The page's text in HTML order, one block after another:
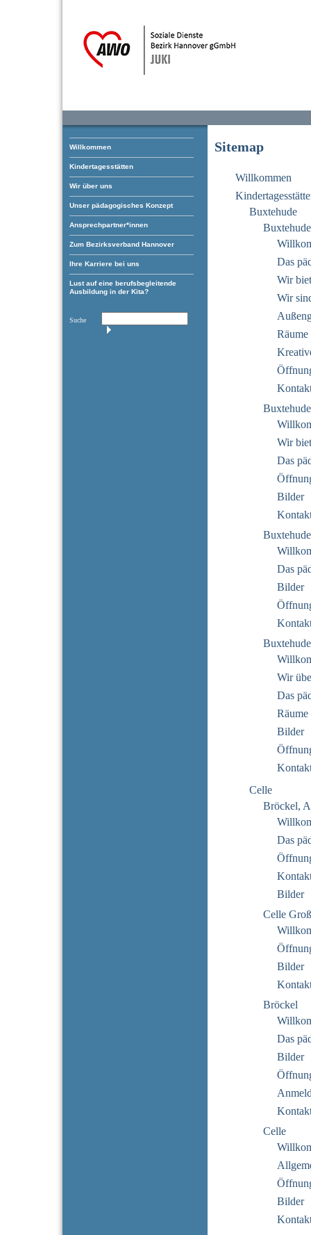
Willkommen
Kindertagesstätten
Wir über uns
Unser pädagogisches Konzept
Ansprechpartner*innen
Zum Bezirksverband Hannover
Ihre Karriere bei uns
Lust auf eine berufsbegleitende
Ausbildung in der Kita?
Suche
Sitemap
Willkommen
Buxtehude
Das
Wir
Wir
Räume
Wir
Das
Bilder
Das
Bilder
Wir
Das
Räume
Bilder
Celle
Bröckel,
Das
Bilder
Celle
Bilder
Bröckel
Das
Bilder
Celle
Bilder